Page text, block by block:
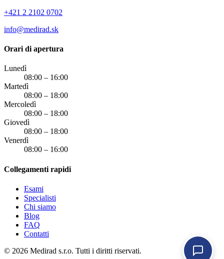
+421 2 2102 0702
info@medirad.sk
Orari di apertura
Lunedì
08:00 – 16:00
Martedì
08:00 – 18:00
Mercoledì
08:00 – 18:00
Giovedì
08:00 – 18:00
Venerdì
08:00 – 16:00
Collegamenti rapidi
Esami
Specialisti
Chi siamo
Blog
FAQ
Contatti
© 2026 Medirad s.r.o. Tutti i diritti riservati.